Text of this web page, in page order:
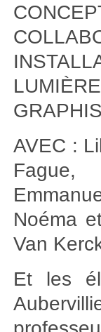
AVEC :
Fague,
Noéma
Van
Et les